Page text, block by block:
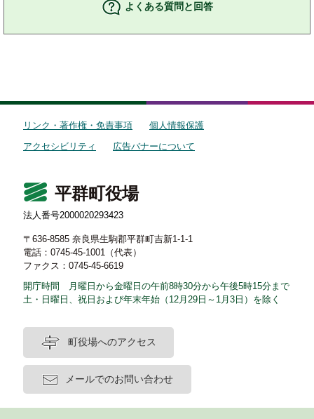
よくある質問と回答
リンク・著作権・免責事項
個人情報保護
アクセシビリティ
広告バナーについて
平群町役場
法人番号2000020293423
〒636-8585 奈良県生駒郡平群町吉新1-1-1
電話：0745-45-1001（代表）
ファクス：0745-45-6619
開庁時間 月曜日から金曜日の午前8時30分から午後5時15分まで
土・日曜日、祝日および年末年始（12月29日～1月3日）を除く
町役場へのアクセス
メールでのお問い合わせ